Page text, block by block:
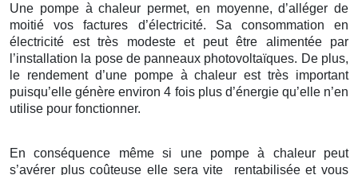
Une pompe à chaleur permet, en moyenne, d’alléger de
moitié vos factures d’électricité. Sa consommation en
électricité est très modeste et peut être alimentée par
l’installation la pose de panneaux photovoltaïques. De plus,
le rendement d’une pompe à chaleur est très important
puisqu’elle génère environ 4 fois plus d’énergie qu’elle n’en
utilise pour fonctionner.
En conséquence même si une pompe à chaleur peut
s’avérer plus coûteuse elle sera vite rentabilisée et vous